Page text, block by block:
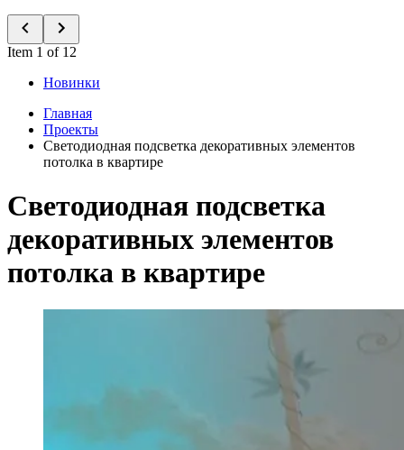
Item 1 of 12
Новинки
Главная
Проекты
Светодиодная подсветка декоративных элементов
потолка в квартире
Светодиодная подсветка
декоративных элементов
потолка в квартире